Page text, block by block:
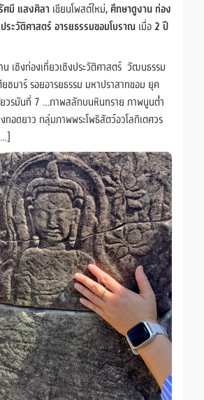
มี แสงศิลา เขียนโพสต์ใหม่, ศึกษาดูงาน ท่อง
ประวัติศาสตร์ อารยธรรมขอมโบราณ เมื่อ 2 ปี
น เชิงท่องเที่ยวเชิงประวัติศาสตร์ วัฒนธรรม
ชมาร์ รอยอารยธรรม มหาปราสาทขอม ยุค
ยวรมันที่ 7 …ภาพสลักบนหินทราย ภาพนูนต่ำ
ทอดยาว กลุ่มภาพพระโพธิสัตว์อวโลกิเตศวร